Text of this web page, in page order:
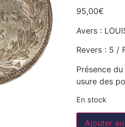
95,00€
Avers :
Revers : 5 /
Présence
usure des
En stock
Ajouter